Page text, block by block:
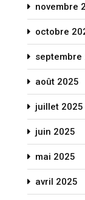
novembre
octobre
septembre
août 2025
juillet 2025
juin 2025
mai 2025
avril 2025